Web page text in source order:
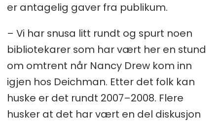
er antagelig gaver fra publikum.
– Vi har snusa litt rundt og spurt noen
bibliotekarer som har vært her en stund
om omtrent når Nancy Drew kom inn
igjen hos Deichman. Etter det folk kan
huske er det rundt 2007–2008. Flere
husker at det har vært en del diskusjon